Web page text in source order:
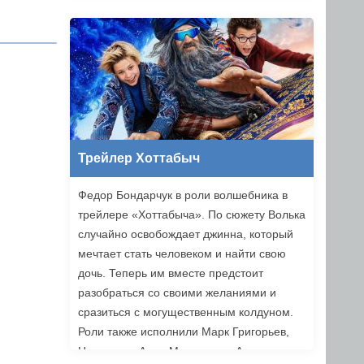
Трейлер Хоттабыч
Федор Бондарчук в роли волшебника в
трейлере «Хоттабыча». По сюжету Волька
случайно освобождает джинна, который
мечтает стать человеком и найти свою
дочь. Теперь им вместе предстоит
разобраться со своими желаниями и
сразиться с могущественным колдуном.
Роли также исполнили Марк Григорьев,
Надежда и Анна Михалковы, Аскар